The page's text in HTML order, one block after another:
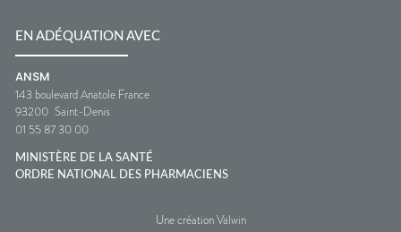
EN ADÉQUATION AVEC
ANSM
143 boulevard Anatole France
93200 Saint-Denis
01 55 87 30 00
MINISTÈRE DE LA SANTÉ
ORDRE NATIONAL DES PHARMACIENS
Une création Valwin